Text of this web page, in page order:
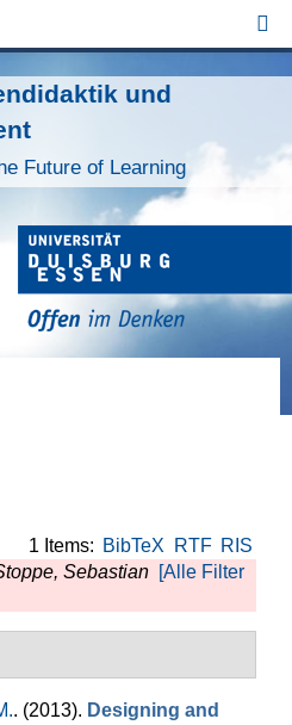
und
Future of Learning
1 Items: BibTeX RTF RIS
Sebastian [Alle Filter
. (2013). Designing and